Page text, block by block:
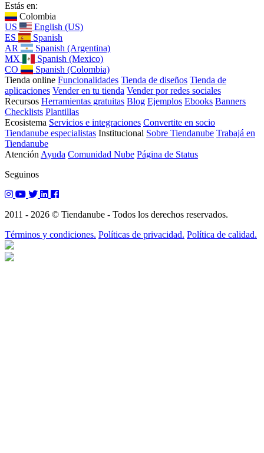
Estás en:
Colombia
US
English (US)
ES
Spanish
AR
Spanish (Argentina)
MX
Spanish (Mexico)
CO
Spanish (Colombia)
Tienda online Funcionalidades Tienda de diseños Tienda de
aplicaciones Vender en tu tienda Vender por redes sociales
Recursos Herramientas gratuitas Blog Ejemplos Ebooks Banners
Checklists Plantillas
Ecosistema Servicios e integraciones Convertite en socio
Tiendanube especialistas Institucional Sobre Tiendanube Trabajá en
Tiendanube
Atención Ayuda Comunidad Nube Página de Status
Seguinos
2011 - 2026 © Tiendanube - Todos los derechos reservados.
Términos y condiciones. Políticas de privacidad. Política de calidad.